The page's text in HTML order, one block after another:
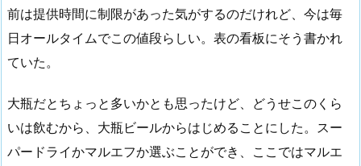
前は提供時間に制限があった気がするのだけれど、今は毎
日オールタイムでこの値段らしい。表の看板にそう書かれ
ていた。
大瓶だとちょっと多いかとも思ったけど、どうせこのくら
いは飲むから、大瓶ビールからはじめることにした。スー
パードライかマルエフか選ぶことができ、ここではマルエ